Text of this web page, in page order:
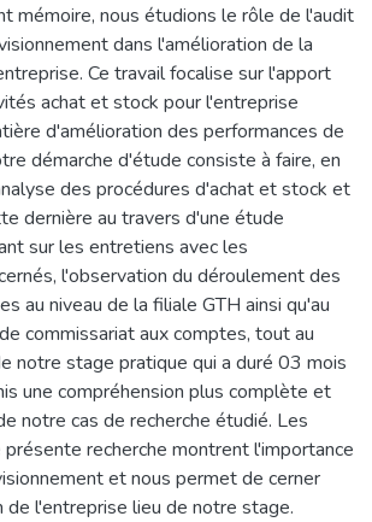
mémoire, nous étudions le rôle de l'audit
dans l'amélioration de la
Ce travail focalise sur l'apport
achat et stock pour l'entreprise
d'amélioration des performances de
démarche d'étude consiste à faire, en
des procédures d'achat et stock et
dernière au travers d'une étude
sur les entretiens avec les
l'observation du déroulement des
au niveau de la filiale GTH ainsi qu'au
commissariat aux comptes, tout au
notre stage pratique qui a duré 03 mois
une compréhension plus complète et
notre cas de recherche étudié. Les
recherche montrent l'importance
et nous permet de cerner
de l'entreprise lieu de notre stage.